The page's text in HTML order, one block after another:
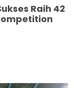
Raih 42